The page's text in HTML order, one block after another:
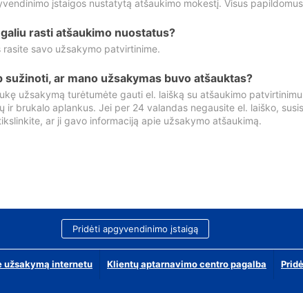
įstaigos nustatytą atšaukimo mokestį. Visus
rasti atšaukimo nuostatus?
rasite savo užsakymo patvirtinime.
sužinoti, ar mano užsakymas buvo atšauktas?
užsakymą turėtumėte gauti el. laišką su atšaukimo
ir brukalo aplankus. Jei per 24 valandas negausite el. laiško,
ar ji gavo informaciją apie užsakymo atšaukimą.
Pridėti apgyvendinimo įstaigą
užsakymą internetu Klientų aptarnavimo centro pagalba